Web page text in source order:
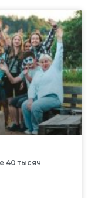
40 тысяч